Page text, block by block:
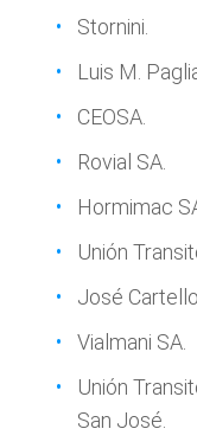
Stornini.
Luis M.
CEOSA.
Rovial SA.
Hormimac
Unión
José
Vialmani SA.
Unión
San José.